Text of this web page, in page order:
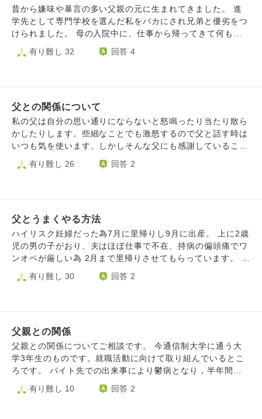
とやかく言うつもりはありません。ただ、そこに私を巻き込
まないでほしいと思うのです。 お付き合いするなとは一言
も言っていません。でも、私が会わないと先に進まないみた
で会うのは問題ないのです。子供っぽいことを話しても、も
たなのですが、また間を空けて会ってほしいと依頼がくるの
も回避したいのです。 大人な対応ができない自分にもどか
しさもあるのですが、どうしても嫌で嫌でなりません。正
直、冠婚葬祭ですらも行きたくないぐらいです。 完全に連
絡を断ち切らないのは、捜索願を出されたり、何らかの手段
を使って自分の居場所を突き止められそうな気がするからで
ねないという不信感や恐怖感がとても大きいです。 断るに
しても、どのように振舞うのが一番被害が少ないのでしょう
か？
態が続きましたが、次第に今すべきことはこの件を忘れず、
同じことを起こさないようにすること、と切り替えることを
決めました。気持ちは今でも晴れず、この先晴れるかも不明
逃げない」と心に決め、思い出せる範囲で事故発生時の様子
はなかった、普段綺麗事を言うくせにお前は卑怯だ！物損で
逃げたのなら人身の時もお前は逃げるだろう。今後俺に2度
と口答えするな。さっきから『うん』だ？『はい』だろ！」
と、数時間に渡り叱られ続けました。最終的には「次は逃げ
ると「孫と遊んで体が痛い」と言われました。「もう歳だか
け」と伝えても、「お前はそんなことを言える立場か、ペッ
トの犬についても今後意見するな！何泣いてんだ、すぐ泣く
なお前は」と関係ないことまで言うのです。私は日頃から口
調が荒い方ではありますがこの時は罪悪感もあり淡々と話し
ていたつもりです。父の一言で「一生こうやって盾に使われ
るのか、心配することも許されず全てこの件に繋げられる、
め実家を後にしました。どうするのが正しいのかもう分かり
ません。ご意見頂けますと幸いです。よろしくお願いいたし
ます。
昔から嫌味や暴言の多い父親の元に生まれてきました。 進
学先として専門学校を選んだ私をバカにされ兄弟と優劣をつ
けられました。 母の入院中に、仕事から帰ってきて何も出
来ない父のため家事をすべてこなしているにも関わらずアル
コール依存し｢お前は人として劣っている。一人暮らし？さ
前です。 母が退院してきたこの数年で暴言には気をつけて
いるのか大人しいですが、相変わらず嫌味は多くチクチクと
私の心はすり減っていました。父は勝手に許された気になっ
ています。 母親は私は吹っ切れたから耐えられる。とは言
とっての祖父)はこんな酷いこと言わなかったな～｣と親を選
怒りは治まらず物や壁を叩く、吐いてしまう、食欲がなくな
るなどありました。こんなことは初めてです。 もう一人暮
らしするしかないと思い、決行するのですが私は冷たい人間
なのでしょうか。私は悪くないと、この怒りは正当だと、誰
有り難し 32 回答 4
父との関係について
私の父は自分の思い通りにならないと怒鳴ったり当たり散ら
かしたりします。些細なことでも激怒するので父と話す時は
いつも気を使います。しかしそんな父にも感謝していること
がたくさんあります。父は私の大学受験のために大金を払い
塾に通わせてくれたり、幼い頃は長期休みのたびに県外へ遊
部分や尊敬してる部分もたくさんあるのに純粋に好き、感謝
している、と思えないこと」です。自分だけが怒られている
なら受け入れられるし理解もできます。でも、幼い頃から母
が父に怒鳴られて傷ついているのを知っています。今も妹の
っているようです。妹たちも怯えているようで毎日「怖い、
のようです。いっそう別の人だったなら思いっきり好きにな
れたし嫌いにもなれたのにと思います。でも現実は1人の人
間です。私はどうすればいいのでしょうか？父の嫌いな部分
には目を瞑り受けた恩を返すしかないのでしょうか？
有り難し 26 回答 2
父とうまくやる方法
ハイリスク妊婦だった為7月に里帰りし9月に出産。 上に2歳
児の男の子がおり、夫はほぼ仕事で不在、持病の偏頭痛でワ
ンオペが厳しい為 2月まで里帰りさせてもらっています。 父
とこれから1ヶ月半、揉め事無く過ごすにはどのように心を
持てばよろしいでしょうか。 父は昭和の父親という感じで
たがるので、毎日買い物に連れて行ったり、私が手の離せな
い時はご飯をあげたりしてくれます。 ありがたいと思って
いるし、ありがとうと言ってきていました。 ただ、父は耳
が遠く、そのためにイライラすることが多く（それ以外でも
不尽に何度もキレられ、産後のメンタルも不安定だったのも
有り難し 30 回答 2
父親との関係
父親との関係についてご相談です。 今通信制大学に通う大
学3年生のものです。就職活動に向けて取り組んでいるとこ
ろです。 バイト先での出来事により鬱病となり，半年間休
養してやっと就活，学業に耐えられるくらいまで回復しまし
た。 ただ，父親と分かり会えないです。 大学３年までバイ
有り難し 10 回答 2